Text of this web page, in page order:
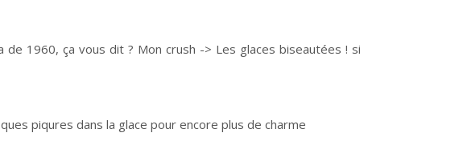
1960, ça vous dit ? Mon crush -> Les glaces biseautées ! si
piqures dans la glace pour encore plus de charme